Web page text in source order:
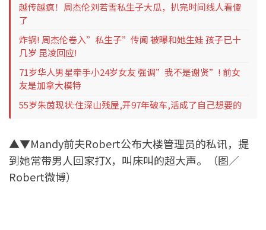
越传越疯！周杰伦刘若雪私生子大瓜，扒完时间线人看傻
了
炸锅! 周杰伦卷入”私生子”传闻 被曝和她生娃 孩子已十
几岁 昆凌回应!
71岁华人男星牵手小24岁女友 强调”我不是谢贤”! 前女
友是加拿大模特
55岁朱茵现状:住深山残屋,开97年破车,活成了自己想要的
▲▼Mandy前夫Robert公布大楼管理员的私讯，提
到她常带男人回家打X，叫床叫的超大声。（图／
Robert微博）